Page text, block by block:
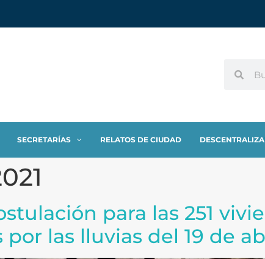
SECRETARÍAS RELATOS DE CIUDAD
para las 251
las lluvias del 19 de